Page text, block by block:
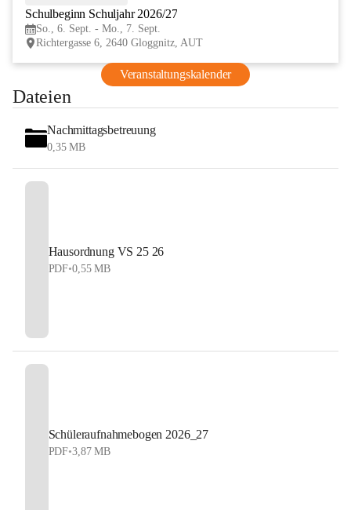
Schulbeginn Schuljahr 2026/27
So., 6. Sept. - Mo., 7. Sept.
Richtergasse 6, 2640 Gloggnitz, AUT
Veranstaltungskalender
Dateien
Nachmittagsbetreuung
0,35 MB
Hausordnung VS 25 26
PDF•0,55 MB
Schüleraufnahmebogen 2026_27
PDF•3,87 MB